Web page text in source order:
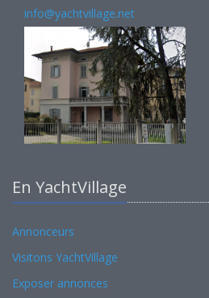
info@yachtvillage.net
En YachtVillage
Annonceurs
Visitons YachtVillage
Exposer annonces